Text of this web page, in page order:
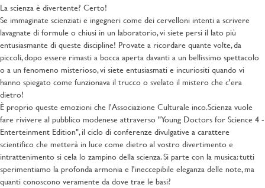
La scienza è divertente? Certo!
Se immaginate scienziati e ingegneri come dei cervelloni intenti a scrivere
lavagnate di formule o chiusi in un laboratorio, vi siete persi il lato più
entusiasmante di queste discipline! Provate a ricordare quante volte, da
piccoli, dopo essere rimasti a bocca aperta davanti a un bellissimo spettacolo
o a un fenomeno misterioso, vi siete entusiasmati e incuriositi quando vi
hanno spiegato come funzionava il trucco o svelato il mistero che c'era
dietro!
È proprio queste emozioni che l'Associazione Culturale inco.Scienza vuole
fare rivivere al pubblico modenese attraverso "Young Doctors for Science 4 -
Enterteinment Edition", il ciclo di conferenze divulgative a carattere
scientifico che metterà in luce come dietro al vostro divertimento e
intrattenimento si cela lo zampino della scienza. Si parte con la musica: tutti
sperimentiamo la profonda armonia e l'ineccepibile eleganza delle note, ma
quanti conoscono veramente da dove trae le basi?